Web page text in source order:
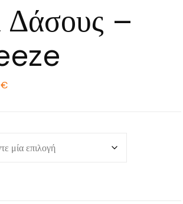
Δάσους –
€Price
9,50 €